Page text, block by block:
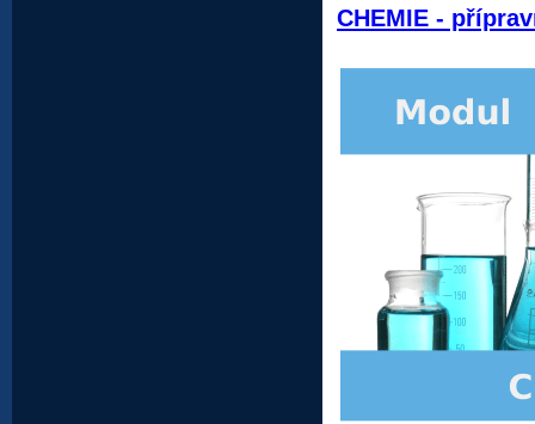
CHEMIE -